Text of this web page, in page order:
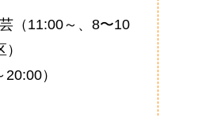
（11:00～、8〜10
）